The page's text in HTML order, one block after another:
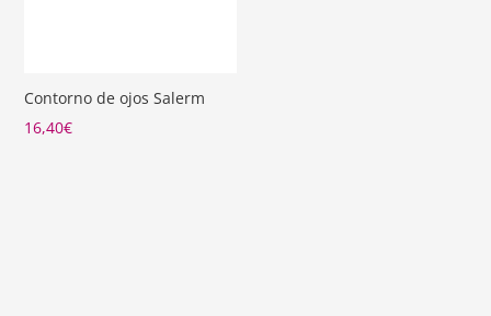
Contorno de ojos Salerm
16,40€